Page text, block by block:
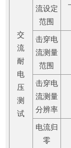
交
流
耐
电
压
测
试
流设定
范围
击穿电
流测量
范围
击穿电
流测量
分辨率
电流归
零